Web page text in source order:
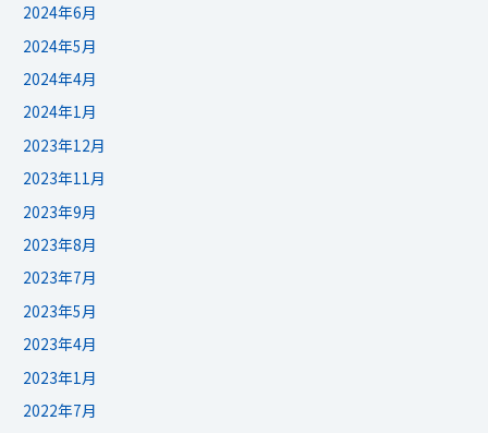
2024年6月
2024年5月
2024年4月
2024年1月
2023年12月
2023年11月
2023年9月
2023年8月
2023年7月
2023年5月
2023年4月
2023年1月
2022年7月